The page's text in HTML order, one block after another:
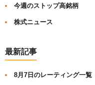
今週のストップ高銘柄
株式ニュース
最新記事
8月7日のレーティング一覧